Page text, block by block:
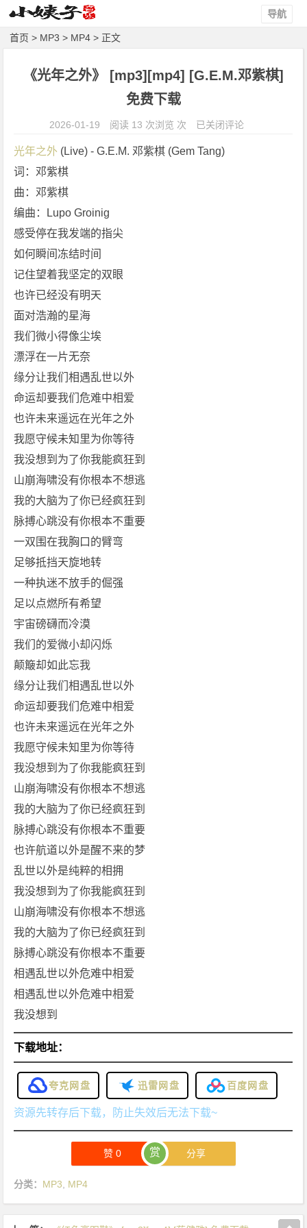
导航
首页 > MP3 > MP4 > 正文
《光年之外》 [mp3][mp4] [G.E.M.邓紫棋]
免费下载
2026-01-19 阅读 13 次浏览 次
《光
之
已关闭评论
光年之外 (Live) - G.E.M. 邓紫棋 (Gem Tang)
词：邓紫棋
曲：邓紫棋
编曲：Lupo Groinig
感受停在我发端的指尖
如何瞬间冻结时间
记住望着我坚定的双眼
也许已经没有明天
面对浩瀚的星海
我们微小得像尘埃
漂浮在一片无奈
缘分让我们相遇乱世以外
命运却要我们危难中相爱
也许未来遥远在光年之外
我愿守候未知里为你等待
我没想到为了你我能疯狂到
山崩海啸没有你根本不想逃
我的大脑为了你已经疯狂到
脉搏心跳没有你根本不重要
一双围在我胸口的臂弯
足够抵挡天旋地转
一种执迷不放手的倔强
足以点燃所有希望
宇宙磅礴而冷漠
我们的爱微小却闪烁
颠簸却如此忘我
缘分让我们相遇乱世以外
命运却要我们危难中相爱
也许未来遥远在光年之外
我愿守候未知里为你等待
我没想到为了你我能疯狂到
山崩海啸没有你根本不想逃
我的大脑为了你已经疯狂到
脉搏心跳没有你根本不重要
也许航道以外是醒不来的梦
乱世以外是纯粹的相拥
我没想到为了你我能疯狂到
山崩海啸没有你根本不想逃
我的大脑为了你已经疯狂到
脉搏心跳没有你根本不重要
相遇乱世以外危难中相爱
相遇乱世以外危难中相爱
我没想到
下载地址：
夸克网盘 迅雷网盘 百度网盘
资源先转存后下载，防止失效后无法下载~
赞0 赏 分享
分类： MP3 MP4